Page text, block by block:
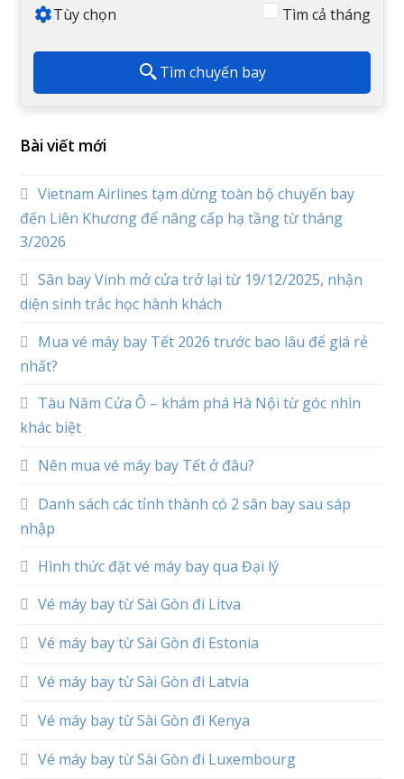
Tùy chọn Tìm cả tháng
Tìm chuyến bay
Bài viết mới
Vietnam Airlines tạm dừng toàn bộ chuyến bay
đến Liên Khương để nâng cấp hạ tầng từ tháng
3/2026
Sân bay Vinh mở cửa trở lại từ 19/12/2025, nhận
diện sinh trắc học hành khách
Mua vé máy bay Tết 2026 trước bao lâu để giá rẻ
nhất?
Tàu Năm Cửa Ô – khám phá Hà Nội từ góc nhìn
khác biệt
Nên mua vé máy bay Tết ở đâu?
Danh sách các tỉnh thành có 2 sân bay sau sáp
nhập
Hình thức đặt vé máy bay qua Đại lý
Vé máy bay từ Sài Gòn đi Litva
Vé máy bay từ Sài Gòn đi Estonia
Vé máy bay từ Sài Gòn đi Latvia
Vé máy bay từ Sài Gòn đi Kenya
Vé máy bay từ Sài Gòn đi Luxembourg